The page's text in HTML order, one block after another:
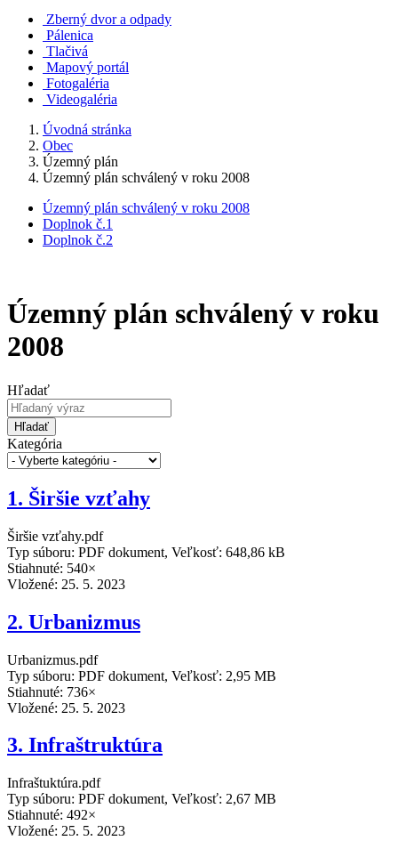
Zberný dvor a odpady
Pálenica
Tlačivá
Mapový portál
Fotogaléria
Videogaléria
Úvodná stránka
Obec
Územný plán
Územný plán schválený v roku 2008
Územný plán schválený v roku 2008
Doplnok č.1
Doplnok č.2
Územný plán schválený v roku
2008
Hľadať
Hľadať
Kategória
1. Širšie vzťahy
Širšie vzťahy.pdf
Typ súboru: PDF dokument, Veľkosť: 648,86 kB
Stiahnuté: 540×
Vložené: 25. 5. 2023
2. Urbanizmus
Urbanizmus.pdf
Typ súboru: PDF dokument, Veľkosť: 2,95 MB
Stiahnuté: 736×
Vložené: 25. 5. 2023
3. Infraštruktúra
Infraštuktúra.pdf
Typ súboru: PDF dokument, Veľkosť: 2,67 MB
Stiahnuté: 492×
Vložené: 25. 5. 2023